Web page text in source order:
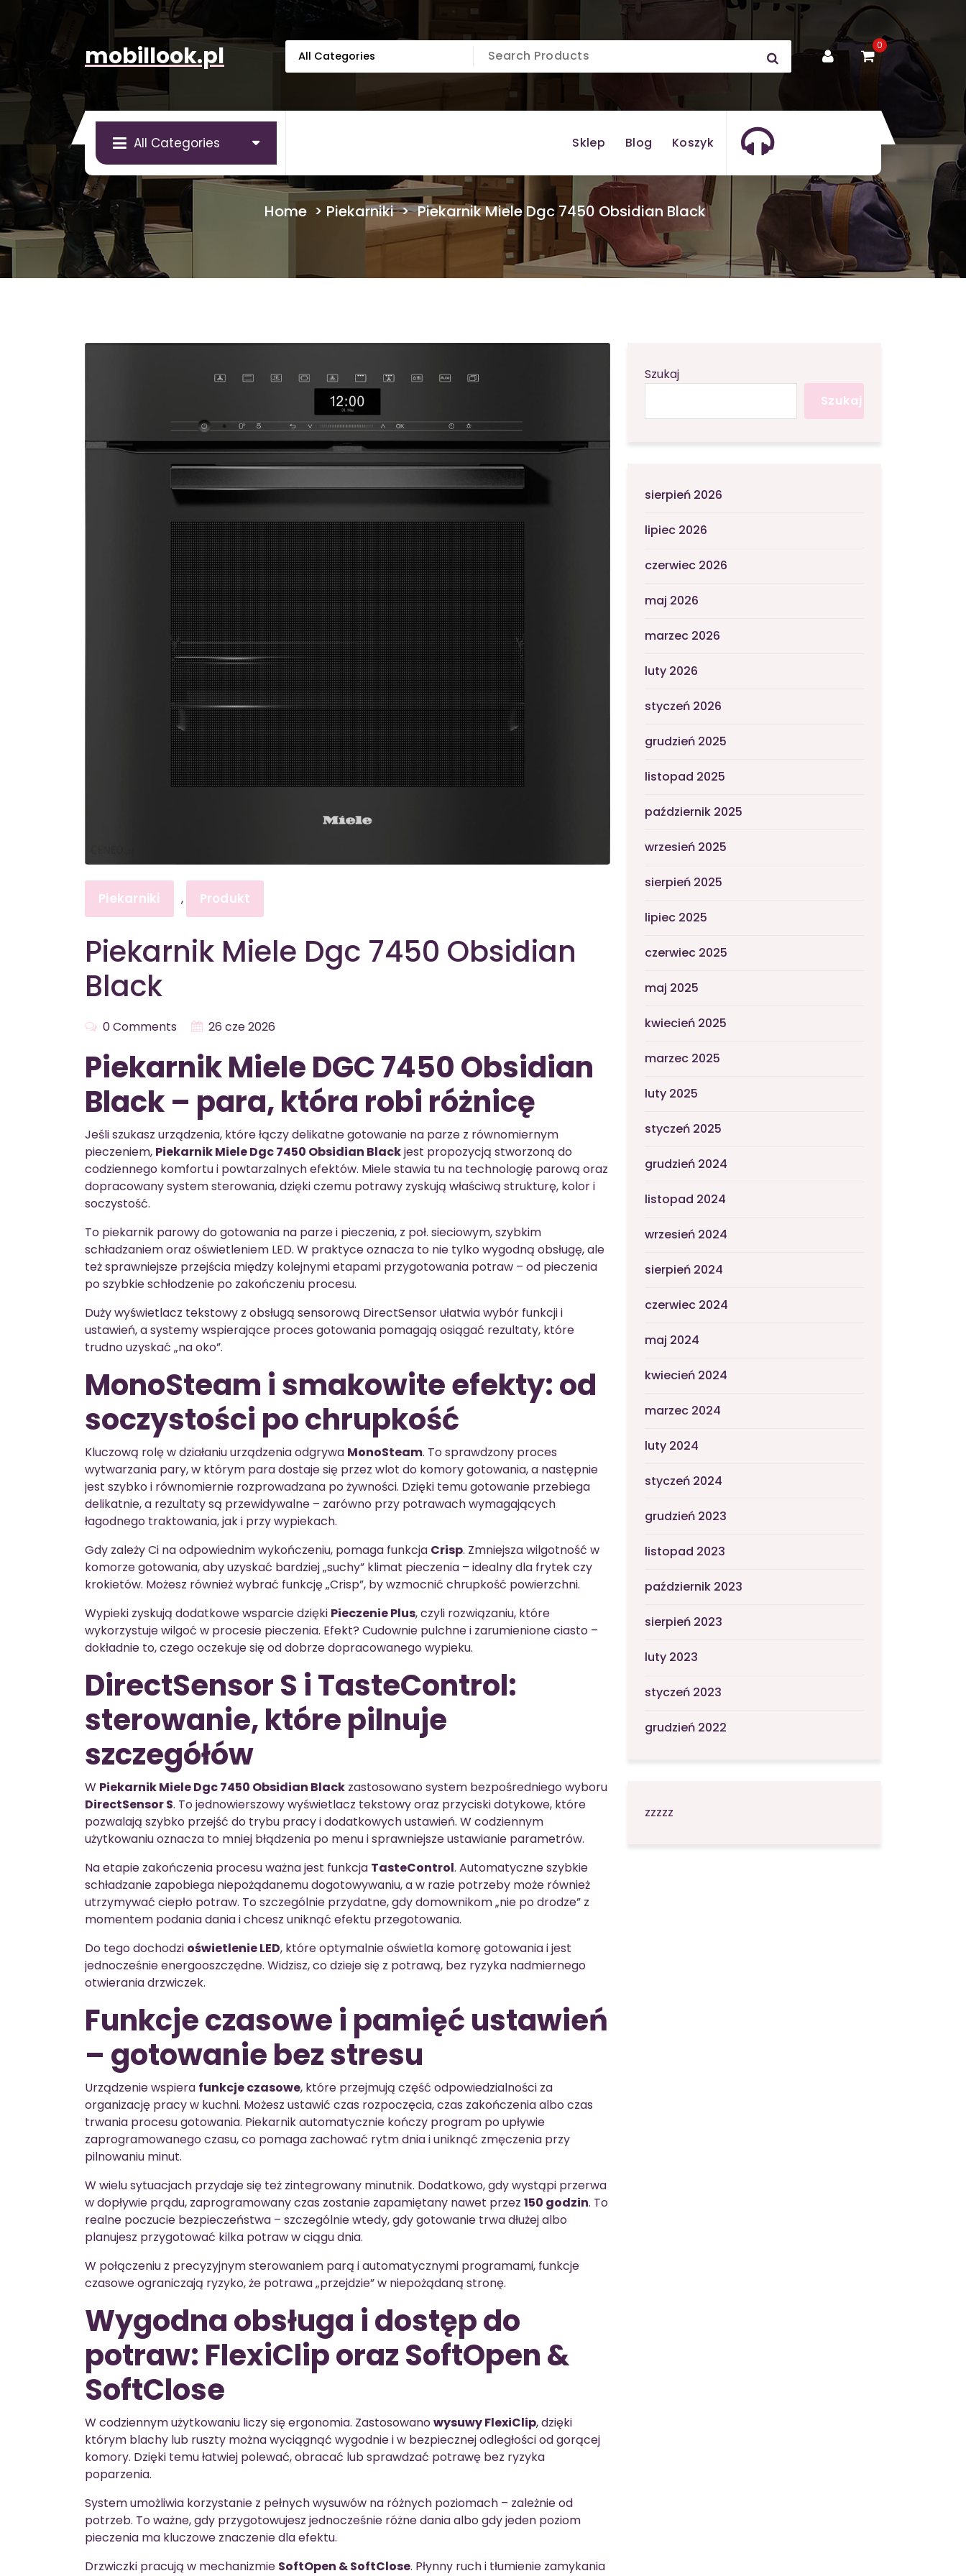
mobillook.pl 0
All Categories Sklep Blog Koszyk
Home > Piekarniki> Piekarnik Miele Dgc 7450 Obsidian Black
Piekarniki , Produkt
Piekarnik Miele Dgc 7450 Obsidian
Black
0 Comments 26 cze 2026
Piekarnik Miele DGC 7450 Obsidian
Black – para, która robi różnicę
Jeśli szukasz urządzenia, które łączy delikatne gotowanie na parze z równomiernym
pieczeniem, Piekarnik Miele Dgc 7450 Obsidian Blackjest propozycją stworzoną do
codziennego komfortu i powtarzalnych efektów. Miele stawia tu na technologię parową oraz
dopracowany system sterowania, dzięki czemu potrawy zyskują właściwą strukturę, kolor i
soczystość.
To piekarnik parowy do gotowania na parze i pieczenia, z poł. sieciowym, szybkim
schładzaniem oraz oświetleniem LED. W praktyce oznacza to nie tylko wygodną obsługę, ale
też sprawniejsze przejścia między kolejnymi etapami przygotowania potraw – od pieczenia
po szybkie schłodzenie po zakończeniu procesu.
Duży wyświetlacz tekstowy z obsługą sensorową DirectSensor ułatwia wybór funkcji i
ustawień, a systemy wspierające proces gotowania pomagają osiągać rezultaty, które
trudno uzyskać „na oko”.
MonoSteam i smakowite efekty: od
soczystości po chrupkość
Kluczową rolę w działaniu urządzenia odgrywa MonoSteam. To sprawdzony proces
wytwarzania pary, w którym para dostaje się przez wlot do komory gotowania, a następnie
jest szybko i równomiernie rozprowadzana po żywności. Dzięki temu gotowanie przebiega
delikatnie, a rezultaty są przewidywalne – zarówno przy potrawach wymagających
łagodnego traktowania, jak i przy wypiekach.
Gdy zależy Ci na odpowiednim wykończeniu, pomaga funkcja Crisp. Zmniejsza wilgotność w
komorze gotowania, aby uzyskać bardziej „suchy” klimat pieczenia – idealny dla frytek czy
krokietów. Możesz również wybrać funkcję „Crisp”, by wzmocnić chrupkość powierzchni.
Wypieki zyskują dodatkowe wsparcie dzięki Pieczenie Plus, czyli rozwiązaniu, które
wykorzystuje wilgoć w procesie pieczenia. Efekt? Cudownie pulchne i zarumienione ciasto –
dokładnie to, czego oczekuje się od dobrze dopracowanego wypieku.
DirectSensor S i TasteControl:
sterowanie, które pilnuje
szczegółów
W Piekarnik Miele Dgc 7450 Obsidian Black zastosowano system bezpośredniego wyboru
DirectSensor S. To jednowierszowy wyświetlacz tekstowy oraz przyciski dotykowe, które
pozwalają szybko przejść do trybu pracy i dodatkowych ustawień. W codziennym
użytkowaniu oznacza to mniej błądzenia po menu i sprawniejsze ustawianie parametrów.
Na etapie zakończenia procesu ważna jest funkcja TasteControl. Automatyczne szybkie
schładzanie zapobiega niepożądanemu dogotowywaniu, a w razie potrzeby może również
utrzymywać ciepło potraw. To szczególnie przydatne, gdy domownikom „nie po drodze” z
momentem podania dania i chcesz uniknąć efektu przegotowania.
Do tego dochodzi oświetlenie LED, które optymalnie oświetla komorę gotowania i jest
jednocześnie energooszczędne. Widzisz, co dzieje się z potrawą, bez ryzyka nadmiernego
otwierania drzwiczek.
Funkcje czasowe i pamięć ustawień
– gotowanie bez stresu
Urządzenie wspiera funkcje czasowe, które przejmują część odpowiedzialności za
organizację pracy w kuchni. Możesz ustawić czas rozpoczęcia, czas zakończenia albo czas
trwania procesu gotowania. Piekarnik automatycznie kończy program po upływie
zaprogramowanego czasu, co pomaga zachować rytm dnia i uniknąć zmęczenia przy
pilnowaniu minut.
W wielu sytuacjach przydaje się też zintegrowany minutnik. Dodatkowo, gdy wystąpi przerwa
w dopływie prądu, zaprogramowany czas zostanie zapamiętany nawet przez 150 godzin. To
realne poczucie bezpieczeństwa – szczególnie wtedy, gdy gotowanie trwa dłużej albo
planujesz przygotować kilka potraw w ciągu dnia.
W połączeniu z precyzyjnym sterowaniem parą i automatycznymi programami, funkcje
czasowe ograniczają ryzyko, że potrawa „przejdzie” w niepożądaną stronę.
Wygodna obsługa i dostęp do
potraw: FlexiClip oraz SoftOpen &
SoftClose
W codziennym użytkowaniu liczy się ergonomia. Zastosowanowysuwy FlexiClip, dzięki
którym blachy lub ruszty można wyciągnąć wygodnie i w bezpiecznej odległości od gorącej
komory. Dzięki temu łatwiej polewać, obracać lub sprawdzać potrawę bez ryzyka
poparzenia.
System umożliwia korzystanie z pełnych wysuwów na różnych poziomach – zależnie od
potrzeb. To ważne, gdy przygotowujesz jednocześnie różne dania albo gdy jeden poziom
pieczenia ma kluczowe znaczenie dla efektu.
Drzwiczki pracują w mechanizmie SoftOpen & SoftClose. Płynny ruch i tłumienie zamykania
Szukaj
Szukaj
sierpień 2026
lipiec 2026
czerwiec 2026
maj 2026
marzec 2026
luty 2026
styczeń 2026
grudzień 2025
listopad 2025
październik 2025
wrzesień 2025
sierpień 2025
lipiec 2025
czerwiec 2025
maj 2025
kwiecień 2025
marzec 2025
luty 2025
styczeń 2025
grudzień 2024
listopad 2024
wrzesień 2024
sierpień 2024
czerwiec 2024
maj 2024
kwiecień 2024
marzec 2024
luty 2024
styczeń 2024
grudzień 2023
listopad 2023
październik 2023
sierpień 2023
luty 2023
styczeń 2023
grudzień 2022
zzzzz